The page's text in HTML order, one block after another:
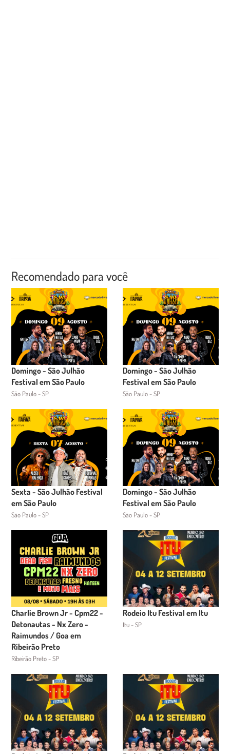
Recomendado para você
Domingo - São Julhão
Festival em São Paulo
São Paulo - SP
Domingo - São Julhão
Festival em São Paulo
São Paulo - SP
Sexta - São Julhão Festival
em São Paulo
São Paulo - SP
Domingo - São Julhão
Festival em São Paulo
São Paulo - SP
Charlie Brown Jr - Cpm22 -
Detonautas - Nx Zero -
Raimundos / Goa em
Ribeirão Preto
Ribeirão Preto - SP
Rodeio Itu Festival em Itu
Itu - SP